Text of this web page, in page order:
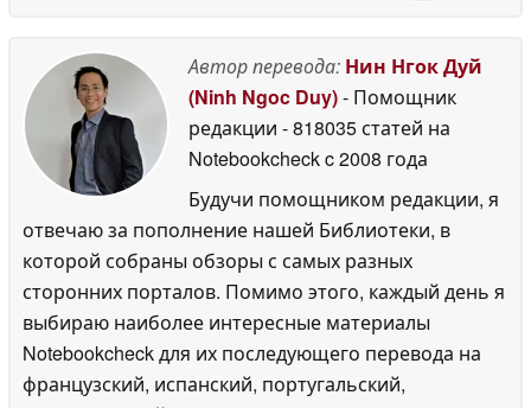
Автор перевода: Нин Нгок Дуй
(Ninh Ngoc Duy)- Помощник
редакции - 818035 статей на
Notebookcheckc 2008 года
Будучи помощником редакции, я
отвечаю за пополнение нашей Библиотеки, в
которой собраны обзоры с самых разных
сторонних порталов. Помимо этого, каждый день я
выбираю наиболее интересные материалы
Notebookcheck для их последующего перевода на
французский, испанский, португальский,